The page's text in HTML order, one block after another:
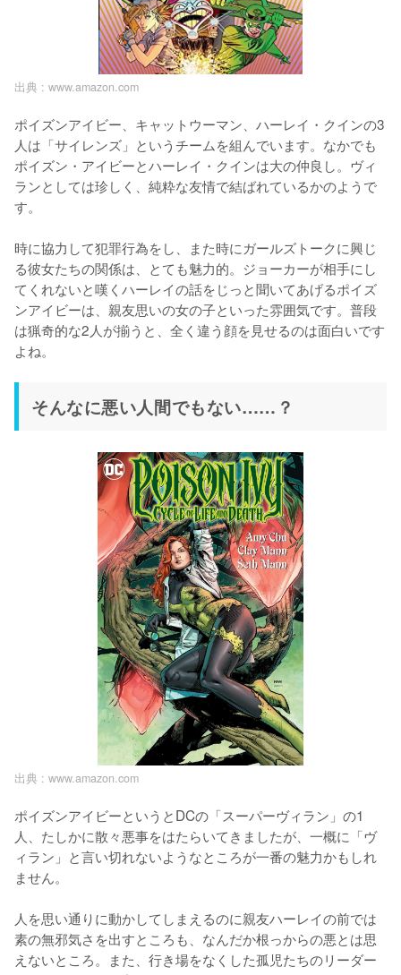
出典 : www.amazon.com
ポイズンアイビー、キャットウーマン、ハーレイ・クインの3
人は「サイレンズ」というチームを組んでいます。なかでも
ポイズン・アイビーとハーレイ・クインは大の仲良し。ヴィ
ランとしては珍しく、純粋な友情で結ばれているかのようで
す。
時に協力して犯罪行為をし、また時にガールズトークに興じ
る彼女たちの関係は、とても魅力的。ジョーカーが相手にし
てくれないと嘆くハーレイの話をじっと聞いてあげるポイズ
ンアイビーは、親友思いの女の子といった雰囲気です。普段
は猟奇的な2人が揃うと、全く違う顔を見せるのは面白いです
よね。
そんなに悪い人間でもない……？
出典 : www.amazon.com
ポイズンアイビーというとDCの「スーパーヴィラン」の1
人、たしかに散々悪事をはたらいてきましたが、一概に「ヴ
ィラン」と言い切れないようなところが一番の魅力かもしれ
ません。
人を思い通りに動かしてしまえるのに親友ハーレイの前では
素の無邪気さを出すところも、なんだか根っからの悪とは思
えないところ。また、行き場をなくした孤児たちのリーダー